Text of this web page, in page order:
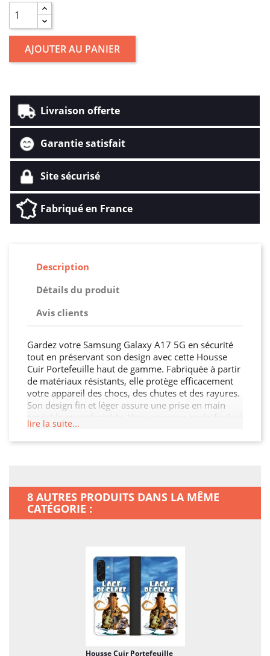
AJOUTER AU PANIER
Livraison offerte
Garantie satisfait
Site sécurisé
Fabriqué en France
Description
Détails du produit
Avis clients
Gardez votre Samsung Galaxy A17 5G en sécurité
tout en préservant son design avec cette Housse
Cuir Portefeuille haut de gamme. Fabriquée à partir
de matériaux résistants, elle protège efficacement
votre appareil des chocs, des chutes et des rayures.
Son design fin et léger assure une prise en main
agréable et confortable. Vous aurez un accès facile à
tous les ports et boutons de votre Samsung Galaxy
A17 5G grâce à sa découpe précise. Choisissez cette
lire la suite...
8 AUTRES PRODUITS DANS LA MÊME
CATÉGORIE :
Housse Cuir Portefeuille